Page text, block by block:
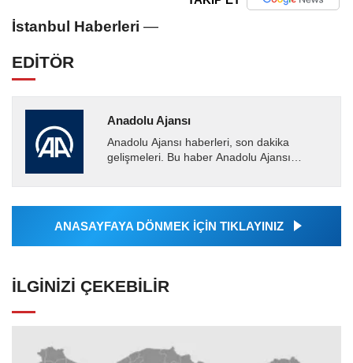
İstanbul Haberleri —
EDİTÖR
Anadolu Ajansı
Anadolu Ajansı haberleri, son dakika
gelişmeleri. Bu haber Anadolu Ajansı
tarafından geçilen tüm...
ANASAYFAYA DÖNMEK İÇİN TIKLAYINIZ
İLGINIZI ÇEKEBILIR